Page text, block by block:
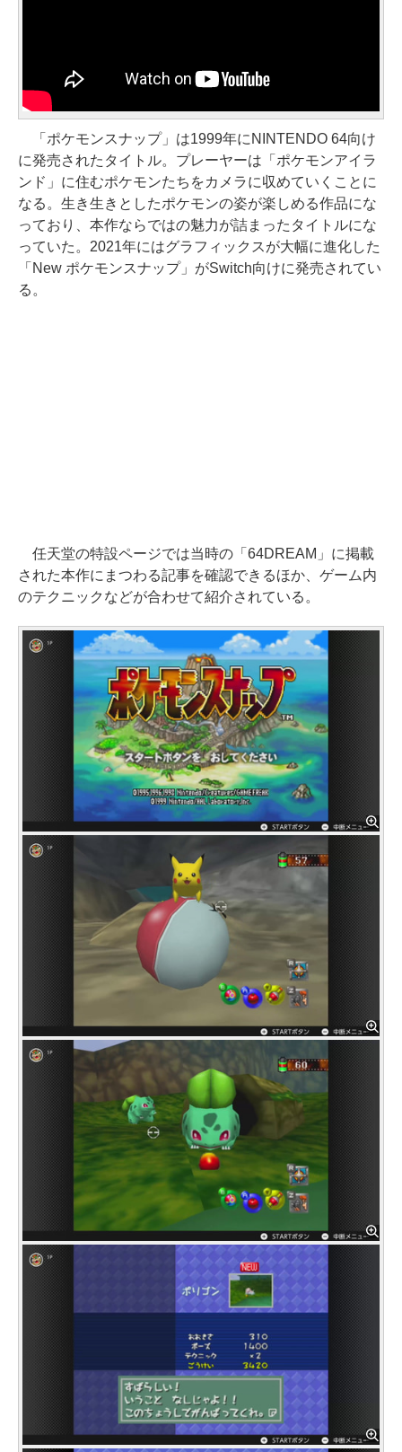
「ポケモンスナップ」は1999年にNINTENDO 64向け
に発売されたタイトル。プレーヤーは「ポケモンアイラ
ンド」に住むポケモンたちをカメラに収めていくことに
なる。生き生きとしたポケモンの姿が楽しめる作品にな
っており、本作ならではの魅力が詰まったタイトルにな
っていた。2021年にはグラフィックスが大幅に進化した
「New ポケモンスナップ」がSwitch向けに発売されてい
る。
任天堂の特設ページでは当時の「64DREAM」に掲載
された本作にまつわる記事を確認できるほか、ゲーム内
のテクニックなどが合わせて紹介されている。